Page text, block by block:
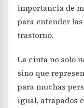
importancia de
para entender
trastorno.
La cinta no solo
sino que
para muchas
igual, atrapados